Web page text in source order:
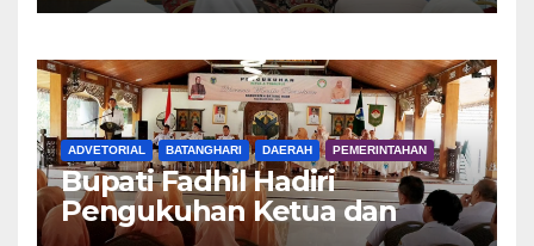
ADVETORIAL BATANGHARI DAERAH PEMERINTAHAN
Bupati Fadhil Hadiri
Pengukuhan Ketua dan